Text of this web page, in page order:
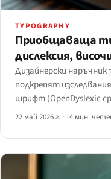
TYPOGRAPHY
Приобщаваща
дислексия,
Дизайнерски
подкрепят
шрифт (OpenDyslexic
височина на реда,
подравняване и
22 май 2026 г. · 14 мин.